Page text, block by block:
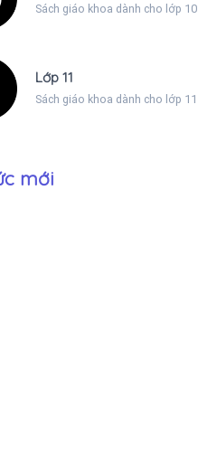
Sách giáo khoa dành cho lớp 10
Lớp 11
Sách giáo khoa dành cho lớp 11
mới